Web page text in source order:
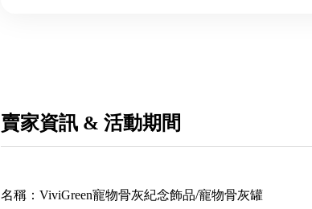
賣家資訊 & 活動期間
名稱： ViviGreen寵物骨灰紀念飾品/寵物骨灰罐